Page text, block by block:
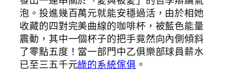
泡。投進幾百萬元就能安穩過活，由於相她
收藏的四對完美曲線的咖啡杯，被藍色能量
震動，其中一個杯子的把手竟然向內側傾斜
了零點五度！當一部門中乙俱樂部球員薪水
已至三五千元綠的系統傢俱 。